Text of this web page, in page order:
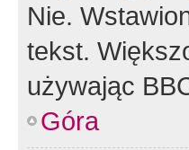
Nie.
tekst.
używając
Góra